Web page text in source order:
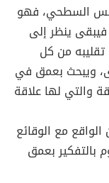
السطحي، فهو
فيبقى ينظر إلى
تقليبه من كل
ويبحث بعمق في
والتي لها علاقة
مع الوقائع
بالتفكير بعمق